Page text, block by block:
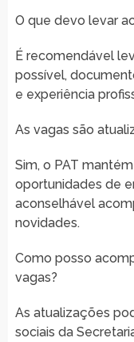
O que devo levar
É recomendável
possível,
e experiência
As vagas são
Sim, o PAT
oportunidades de
aconselhável
novidades.
Como posso
vagas?
As atualizações
sociais da